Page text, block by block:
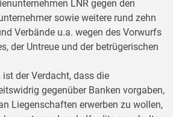
LNR gegen den
sowie weitere rund zehn
Verbände u.a. wegen des Vorwurfs
der Untreue und der betrügerischen
der Verdacht, dass die
gegenüber Banken vorgaben,
Liegenschaften erwerben zu wollen,